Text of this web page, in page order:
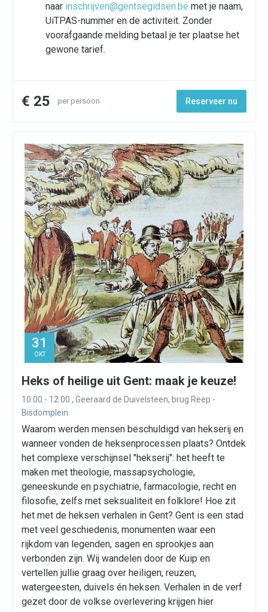
naar inschrijven@gentsegidsen.be met je naam,
UiTPAS-nummer en de activiteit. Zonder
voorafgaande melding betaal je ter plaatse het
gewone tarief.
€ 25 per persoon Reserveer nu
31
OKT
Heks of heilige uit Gent: maak je keuze!
10:00 - 12:00 , Geeraard de Duivelsteen, brug Reep -
Bisdomplein
Waarom werden mensen beschuldigd van hekserij en
wanneer vonden de heksenprocessen plaats? Ontdek
het complexe verschijnsel "hekserij": het heeft te
maken met theologie, massapsychologie,
geneeskunde en psychiatrie, farmacologie, recht en
filosofie, zelfs met seksualiteit en folklore! Hoe zit
het met de heksen verhalen in Gent? Gent is een stad
met veel geschiedenis, monumenten waar een
rijkdom van legenden, sagen en sprookjes aan
verbonden zijn. Wij wandelen door de Kuip en
vertellen jullie graag over heiligen, reuzen,
watergeesten, duivels én heksen. Verhalen in de verf
gezet door de volkse overlevering krijgen hier